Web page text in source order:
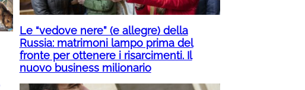
Le “vedove nere” (e allegre) della
Russia: matrimoni lampo prima del
fronte per ottenere i risarcimenti. Il
nuovo business milionario